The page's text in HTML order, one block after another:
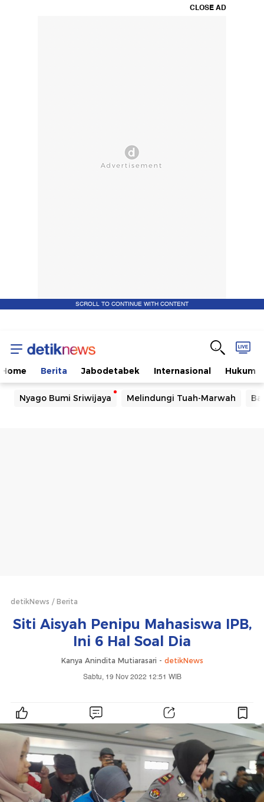
CLOSE AD
SCROLL TO CONTINUE WITH CONTENT
Home Berita Jabodetabek Internasional Hukum
Nyago Bumi Sriwijaya Melindungi Tuah-Marwah
detikNews Berita
Siti Aisyah Penipu Mahasiswa IPB,
Ini 6 Hal Soal Dia
Kanya Anindita Mutiarasari - detikNews
Sabtu, 19 Nov 2022 12:51 WIB